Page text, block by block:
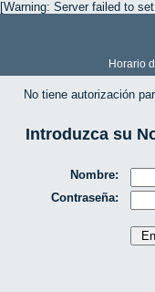
[Warning: Server failed to
Horario
No tiene autorización
Introduzca su
Nombre:
Contraseña: